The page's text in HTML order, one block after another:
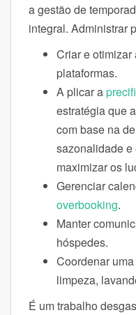
a gestão de
integral. Administrar
Criar e
plataformas.
A plicar a
estratégia que
com base na
sazonalidade
maximizar os
Gerenciar
overbooking.
Manter
hóspedes.
Coordenar
limpeza,
É um trabalho